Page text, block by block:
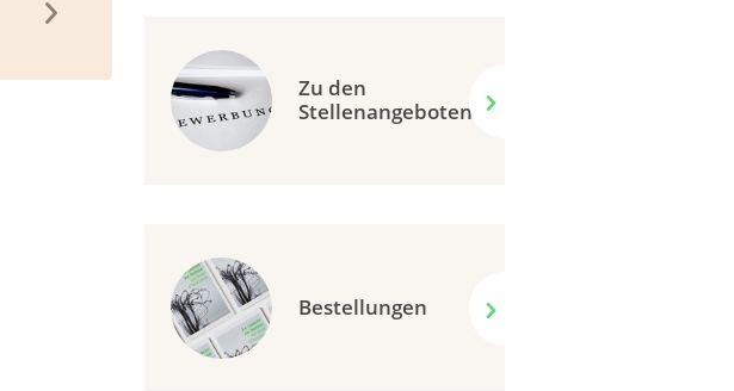
Zu den
Stellenangeboten
Bestellungen